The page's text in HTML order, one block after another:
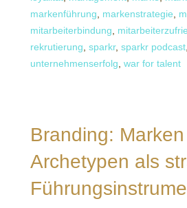
markenführung, markenstrategie,
mitarbeiterbindung,
rekrutierung, sparkr, sparkr podcast,
unternehmenserfolg, war for talent
Branding:
Archetypen als